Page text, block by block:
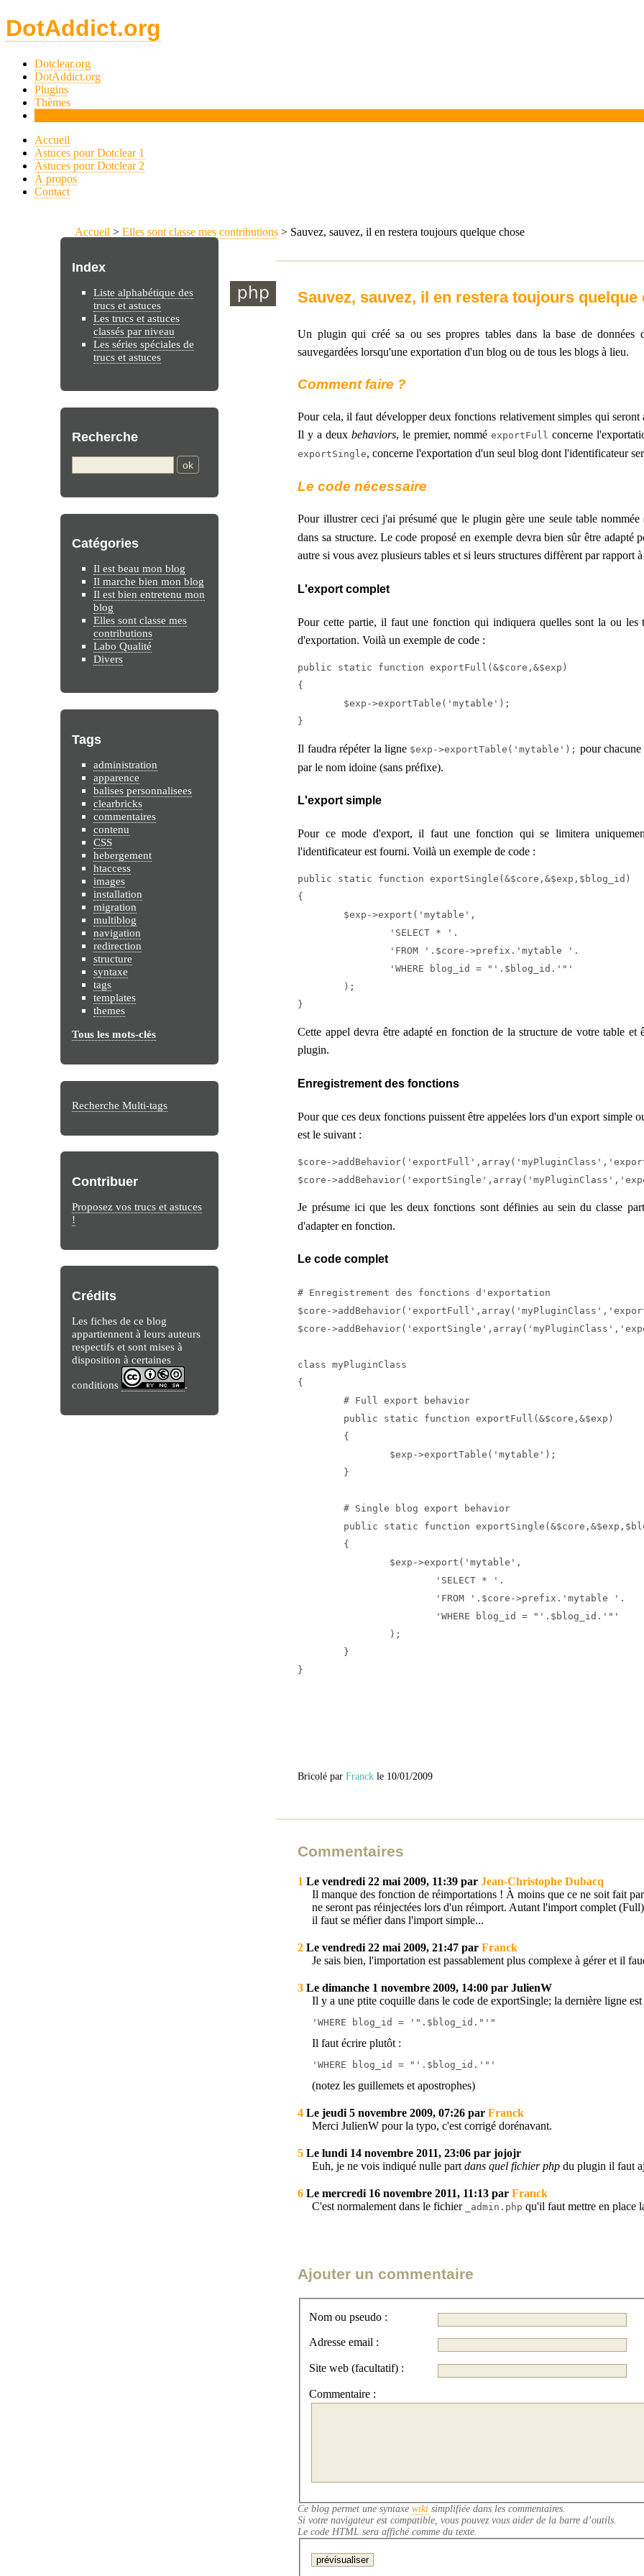
DotAddict.org
Dotclear.org
DotAddict.org
Plugins
Thèmes
Accueil
Astuces pour Dotclear 1
Astuces pour Dotclear 2
À propos
Contact
Accueil >Elles sont classe mes contributions > Sauvez, sauvez, il en restera toujours quelque chose
Sauvez, sauvez, il en restera toujours quelque
Un plugin qui créé sa ou ses propres tables dans la base de
sauvegardées lorsqu'une exportation d'un blog ou de tous les blogs à lieu.
Comment faire ?
Pour cela, il faut développer deux fonctions relativement simples qui seront
Il y a deux behaviors, le premier, nomméexportFull concerne
exportSingle, concerne l'exportation d'un seul blog dont l'identificateur
Le code nécessaire
Pour illustrer ceci j'ai présumé que le plugin gère une seule table nommée
dans sa structure. Le code proposé en exemple devra bien sûr être
autre si vous avez plusieurs tables et si leurs structures diffèrent par rapport
L'export complet
Pour cette partie, il faut une fonction qui indiquera quelles sont la ou
d'exportation. Voilà un exemple de code :
public static function exportFull(&$core,&$exp)
{
}
Il faudra répéter la ligne $exp->exportTable('mytable'); pour
par le nom idoine (sans préfixe).
L'export simple
Pour ce mode d'export, il faut une fonction qui se limitera
l'identificateur est fourni. Voilà un exemple de code :
public static function exportSingle(&$core,&$exp,$blog_id)
{
}
Cette appel devra être adapté en fonction de la structure de votre table et
plugin.
Enregistrement des fonctions
Pour que ces deux fonctions puissent être appelées lors d'un export simple
est le suivant :
$core-
$core-
Je présume ici que les deux fonctions sont définies au sein du classe
d'adapter en fonction.
Le code complet
# Enregistrement des fonctions d'exportation
$core-
$core-
class myPluginClass
{
	# Full export behavior
	# Single blog export behavior
}
Bricolé parFranck le 10/01/2009
Commentaires
1 Le vendredi 22 mai 2009, 11:39 parJean-Christophe Dubacq
Il manque des fonction de réimportations ! À moins que ce ne soit fait
ne seront pas réinjectées lors d'un réimport. Autant l'import complet
il faut se méfier dans l'import simple...
2 Le vendredi 22 mai 2009, 21:47 parFranck
Je sais bien, l'importation est passablement plus complexe à gérer et il
3 Le dimanche 1 novembre 2009, 14:00 par JulienW
Il y a une ptite coquille dans le code de exportSingle; la dernière ligne est
'WHERE blog_id = '".$blog_id."'"
Il faut écrire plutôt :
'WHERE blog_id = "'.$blog_id.'"'
(notez les guillemets et apostrophes)
4 Le jeudi 5 novembre 2009, 07:26 parFranck
Merci JulienW pour la typo, c'est corrigé dorénavant.
5 Le lundi 14 novembre 2011, 23:06 par jojojr
Euh, je ne vois indiqué nulle partdans quel fichier php du plugin il faut
6 Le mercredi 16 novembre 2011, 11:13 parFranck
C'est normalement dans le fichier
_admin.php qu'il faut mettre en place
Ajouter un commentaire
Nom ou pseudo :
Adresse email :
Site web (facultatif) :
Commentaire :
Ce blog permet une syntaxewiki simplifiée dans les commentaires.
Si votre navigateur est compatible, vous pouvez vous aider de la barre d’outils.
Le code HTML sera affiché comme du texte.
Index
Liste alphabétique des
trucs et astuces
Les trucs et astuces
classés par niveau
Les séries spéciales de
trucs et astuces
Recherche
Catégories
Il est beau mon blog
Il marche bien mon blog
Il est bien entretenu mon
blog
Elles sont classe mes
contributions
Labo Qualité
Divers
Tags
administration
apparence
balises personnalisees
clearbricks
commentaires
contenu
CSS
hebergement
htaccess
images
installation
migration
multiblog
navigation
redirection
structure
syntaxe
tags
templates
themes
Tous les mots-clés
Recherche Multi-tags
Contribuer
Proposez vos trucs et astuces
!
Crédits
Les fiches de ce blog
appartiennent à leurs auteurs
respectifs et sont mises à
disposition à certaines
conditions .